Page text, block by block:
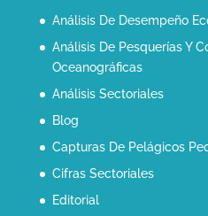
Análisis De Desempeño
Análisis De Pesquerías Y
Oceanográficas
Análisis Sectoriales
Blog
Capturas De Pelágicos
Cifras Sectoriales
Editorial